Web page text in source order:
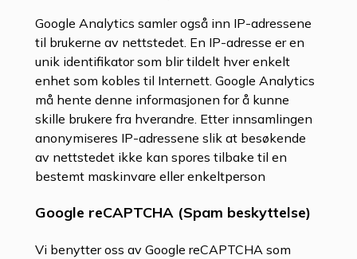
Google Analytics samler også inn IP-adressene
til brukerne av nettstedet. En IP-adresse er en
unik identifikator som blir tildelt hver enkelt
enhet som kobles til Internett. Google Analytics
må hente denne informasjonen for å kunne
skille brukere fra hverandre. Etter innsamlingen
anonymiseres IP-adressene slik at besøkende
av nettstedet ikke kan spores tilbake til en
bestemt maskinvare eller enkeltperson
Google reCAPTCHA (Spam beskyttelse)
Vi benytter oss av Google reCAPTCHA som